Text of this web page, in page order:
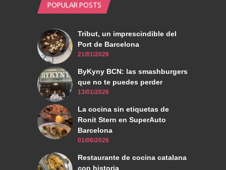
POPULAR POSTS
Tribut, un imprescindible del
Port de Barcelona
21/01/2026
ByKyny BCN: las smashburgers
que no te puedes perder
13/01/2026
La cocina sin etiquetas de
Ronit Stern en SuperAuto
Barcelona
01/06/2026
Restaurante de cocina catalana
con historia